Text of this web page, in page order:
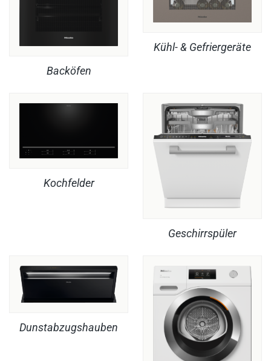
Backöfen
Kühl- & Gefriergeräte
Kochfelder
Geschirrspüler
Dunstabzugshauben